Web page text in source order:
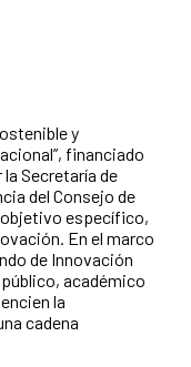
y
financiado
Secretaría de
del Consejo de
objetivo específico,
En el marco
de Innovación
académico
la
cadena